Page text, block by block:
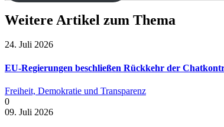
Weitere Artikel zum Thema
24. Juli 2026
EU-Regierungen beschließen Rückkehr der
Freiheit, Demokratie und Transparenz
0
09. Juli 2026